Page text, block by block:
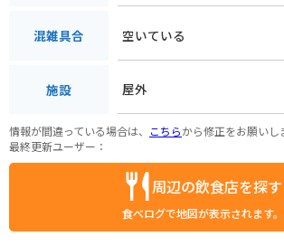
混雑具合 空いている
施設 屋外
情報が間違っている場合は、 こちらから修正をお願いし
最終更新ユーザー：
周辺の飲食店を探す
食べログで地図が表示されます。